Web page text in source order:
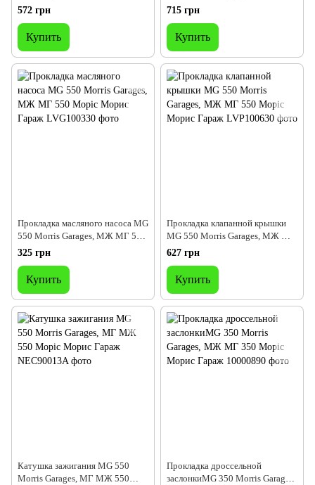
Garages, МЖ МГ 550 Моріс
Морис Гараж
572 грн
Купить
Моріс Морис Гараж
715 грн
Купить
Прокладка масляного насоса MG
550 Morris Garages, МЖ МГ 550
Моріс Морис Гараж
325 грн
Купить
Прокладка клапанной крышки
MG 550 Morris Garages, МЖ МГ
550 Моріс Морис Гараж
627 грн
Купить
Катушка зажигания MG 550
Morris Garages, МГ МЖ 550
Прокладка дроссельной
заслонкиMG 350 Morris Garages,